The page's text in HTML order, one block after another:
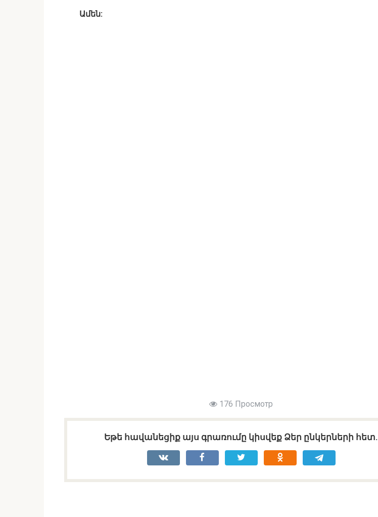
Ամեն:
176 Просмотр
Եթե հավանեցիք այս գրառումը կիսվեք Ձեր ընկերների հետ.